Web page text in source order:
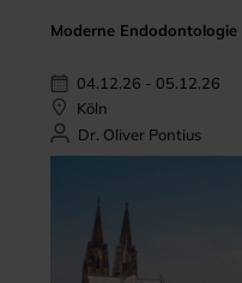
Moderne
04.12.26 - 05.12.26
Köln
Dr. Oliver Pontius